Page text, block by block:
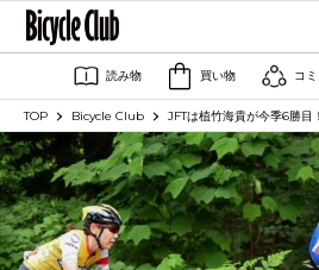
読み物 買い物 コ
TOP Bicycle Club JFTは植竹海貴が今季6勝